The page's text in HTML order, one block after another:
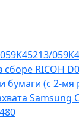
RICOH
бумаги (с 2-мя
Samsung